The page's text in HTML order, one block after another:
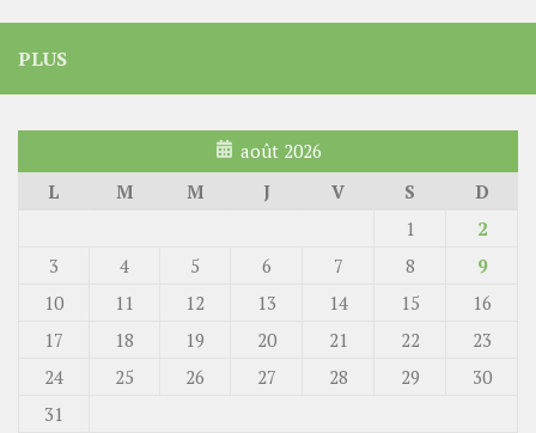
PLUS
août 2026
L
M M J V S
D
1
2
3
4 5 6 7 8
9
10
11 12 13 14 15
16
17
18 19 20 21 22
23
24
25 26 27 28 29
30
31